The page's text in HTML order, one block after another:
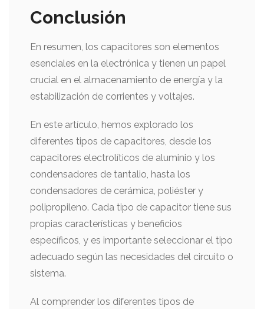
Conclusión
En resumen, los capacitores son elementos
esenciales en la electrónica y tienen un papel
crucial en el almacenamiento de energía y la
estabilización de corrientes y voltajes.
En este artículo, hemos explorado los
diferentes tipos de capacitores, desde los
capacitores electrolíticos de aluminio y los
condensadores de tantalio, hasta los
condensadores de cerámica, poliéster y
polipropileno. Cada tipo de capacitor tiene sus
propias características y beneficios
específicos, y es importante seleccionar el tipo
adecuado según las necesidades del circuito o
sistema.
Al comprender los diferentes tipos de